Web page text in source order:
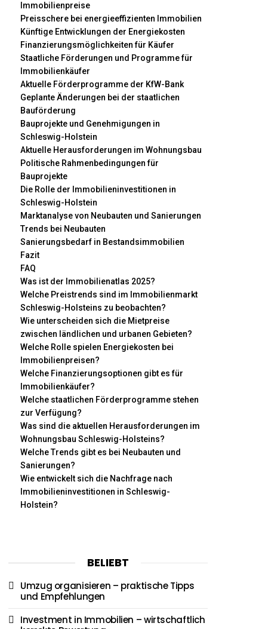
Immobilienpreise
Preisschere bei energieeffizienten Immobilien
Künftige Entwicklungen der Energiekosten
Finanzierungsmöglichkeiten für Käufer
Staatliche Förderungen und Programme für
Immobilienkäufer
Aktuelle Förderprogramme der KfW-Bank
Geplante Änderungen bei der staatlichen
Bauförderung
Bauprojekte und Genehmigungen in
Schleswig-Holstein
Aktuelle Herausforderungen im Wohnungsbau
Politische Rahmenbedingungen für
Bauprojekte
Die Rolle der Immobilieninvestitionen in
Schleswig-Holstein
Marktanalyse von Neubauten und Sanierungen
Trends bei Neubauten
Sanierungsbedarf in Bestandsimmobilien
Fazit
FAQ
Was ist der Immobilienatlas 2025?
Welche Preistrends sind im Immobilienmarkt
Schleswig-Holsteins zu beobachten?
Wie unterscheiden sich die Mietpreise
zwischen ländlichen und urbanen Gebieten?
Welche Rolle spielen Energiekosten bei
Immobilienpreisen?
Welche Finanzierungsoptionen gibt es für
Immobilienkäufer?
Welche staatlichen Förderprogramme stehen
zur Verfügung?
Was sind die aktuellen Herausforderungen im
Wohnungsbau Schleswig-Holsteins?
Welche Trends gibt es bei Neubauten und
Sanierungen?
Wie entwickelt sich die Nachfrage nach
Immobilieninvestitionen in Schleswig-
Holstein?
BELIEBT
Umzug organisieren – praktische Tipps
und Empfehlungen
Investment in Immobilien – wirtschaftlich